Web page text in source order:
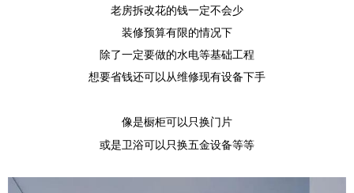
老房拆改花的钱一定不会少
装修预算有限的情况下
除了一定要做的水电等基础工程
想要省钱还可以从维修现有设备下手
像是橱柜可以只换门片
或是卫浴可以只换五金设备等等